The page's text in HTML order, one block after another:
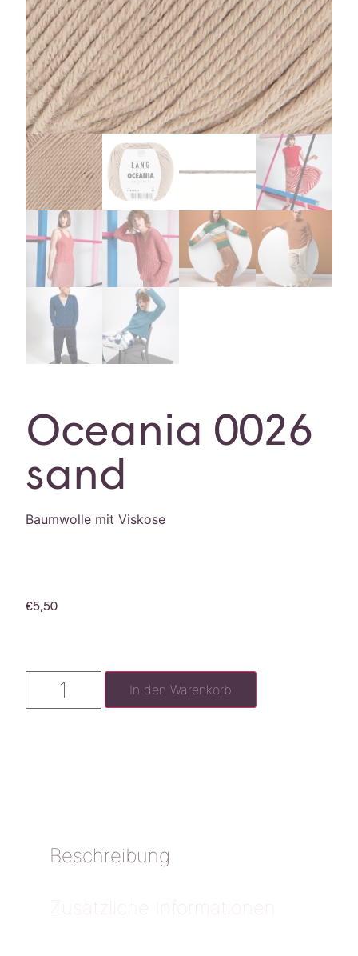
Oceania 0026
sand
Baumwolle mit Viskose
€5,50
In den Warenkorb
Beschreibung
Zusätzliche Informationen